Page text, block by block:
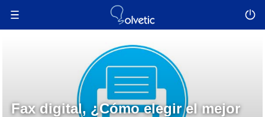
Fax digital, ¿Cómo elegir el mejor